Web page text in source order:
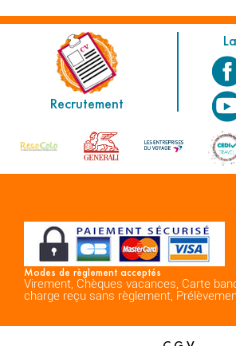
Recrutement
Modes de règlement acceptés
Virement, Chèques vacances, Carte
charge reçu sans règlement,